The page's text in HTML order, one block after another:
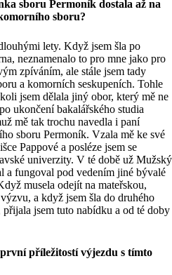
sboru Permoník dostala až na
sboru?
lety. Když jsem šla po
neznamenalo to pro mne jako pro
zpíváním, ale stále jsem tady
a komorních seskupeních. Tohle
jsem dělala jiný obor, který mě ne
ukončení bakalářského studia
mě tak trochu navedla i paní
sboru Permoník. Vzala mě ke své
Pappové a posléze jsem se
univerzity. V té době už Mužský
a fungoval pod vedením jiné bývalé
musela odejít na mateřskou,
a když jsem šla do druhého
jsem tuto nabídku a od té doby
příležitostí výjezdu s tímto